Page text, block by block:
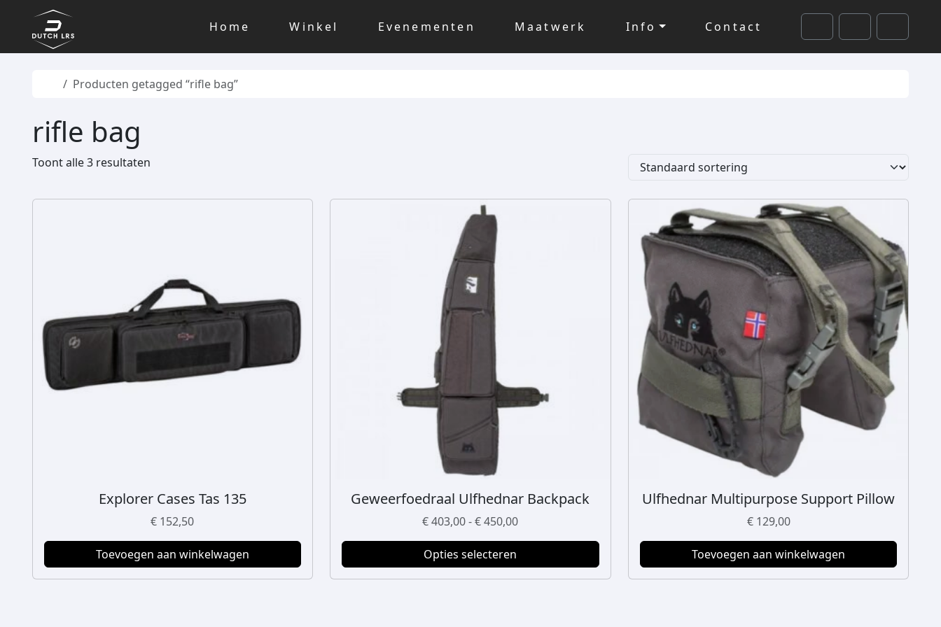
Skip to content
Skip to footer
Home
Winkel Evenementen Maatwerk Info
Contact
SearchAccountCart
Home
Producten getagged “rifle bag”
rifle bag
Toont alle 3 resultaten
Explorer Cases Tas 135
€ 152,50
Toevoegen aan winkelwagen
Geweerfoedraal Ulfhednar Backpack
€403,00 - €450,00P
r
j
Opties selecteren
p
r
o
Ulfhednar Multipurpose Support Pillow
€129,00
Toevoegen aan winkelwagen